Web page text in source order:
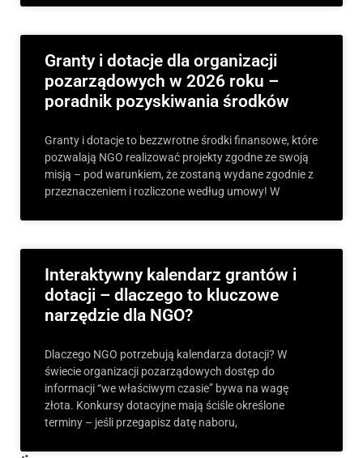
Granty i dotacje dla organizacji
pozarządowych w 2026 roku –
poradnik pozyskiwania środków
Granty i dotacje to bezzwrotne środki finansowe, które
pozwalają NGO realizować projekty zgodne ze swoją
misją – pod warunkiem, że zostaną wydane zgodnie z
przeznaczeniem i rozliczone według umowy! W
Interaktywny kalendarz grantów i
dotacji – dlaczego to kluczowe
narzędzie dla NGO?
Dlaczego NGO potrzebują kalendarza dotacji? W
świecie organizacji pozarządowych dostęp do
informacji “we właściwym czasie” bywa na wagę
złota. Konkursy dotacyjne mają ściśle określone
terminy – jeśli przegapisz datę naboru,